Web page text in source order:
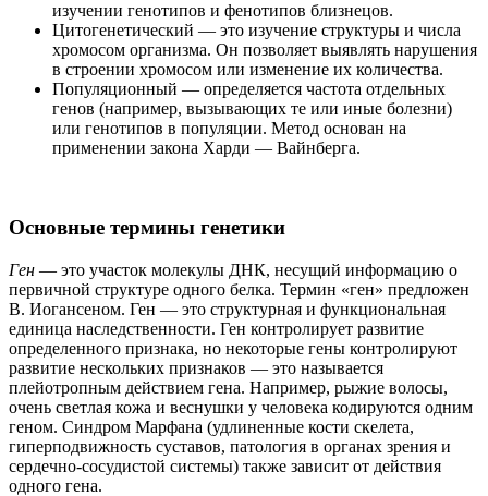
изучении генотипов и фенотипов близнецов.
Цитогенетический — это изучение структуры и числа
хромосом организма. Он позволяет выявлять нарушения
в строении хромосом или изменение их количества.
Популяционный — определяется частота отдельных
генов (например, вызывающих те или иные болезни)
или генотипов в популяции. Метод основан на
применении закона Харди — Вайнберга.
Основные термины генетики
Ген — это участок молекулы ДНК, несущий информацию о
первичной структуре одного белка. Термин «ген» предложен
В. Иогансеном. Ген — это структурная и функциональная
единица наследственности. Ген контролирует развитие
определенного признака, но некоторые гены контролируют
развитие нескольких признаков — это называется
плейотропным действием гена. Например, рыжие волосы,
очень светлая кожа и веснушки у человека кодируются одним
геном. Синдром Марфана (удлиненные кости скелета,
гиперподвижность суставов, патология в органах зрения и
сердечно-сосудистой системы) также зависит от действия
одного гена.